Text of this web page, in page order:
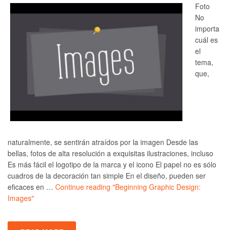
Foto
No
importa
cuál es
el
tema,
que,
naturalmente, se sentirán atraídos por la imagen Desde las
bellas, fotos de alta resolución a exquisitas ilustraciones, incluso
Es más fácil el logotipo de la marca y el icono El papel no es sólo
cuadros de la decoración tan simple En el diseño, pueden ser
eficaces en … Continue reading "Beginning Graphic Design:
Images"